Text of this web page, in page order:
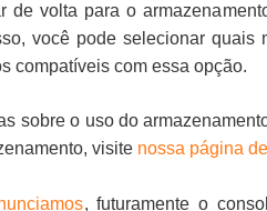
de volta para o
você pode selecionar quais
compatíveis com essa opção.
sobre o uso do
visite nossa página
, futuramente o